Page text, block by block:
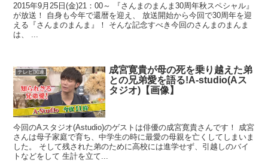
2015年9月25日(金)21：00～ 『さんまのまんま30周年秋スペシャル』
が放送！ 自身も今年で還暦を迎え、 放送開始から今回で30周年を迎
える『さんまのまんま』！ そんな記念すべき今回のさんまのまんま
は、 ...
テレビ関連
成宮寛貴が母の死を乗り越えた弟
との兄弟愛を語る!A-studio(Aス
タジオ)【画像】
今回のAスタジオ(Astudio)のゲストは俳優の成宮寛貴さんです！ 成宮
さんは母子家庭で育ち、中学生の時に最愛の母親を亡くしてしまいま
した。 そして残された弟のために高校には進学せず、引越しのバイ
トなどをして 生計を立て...